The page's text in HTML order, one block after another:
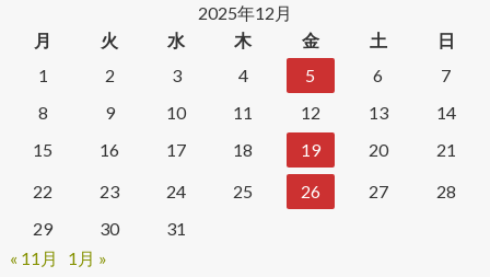
2025年12月
月
火 水 木 金 土
日
1
2 3 4 5 6
7
8
9 10 11 12 13
14
15
16 17 18 19 20
21
22
23 24 25 26 27
28
29
30
31
« 11月
1月 »